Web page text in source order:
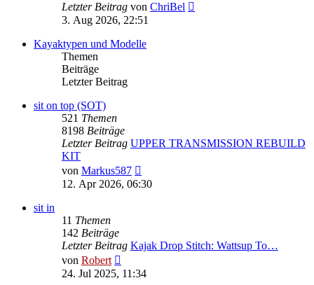
Letzter Beitrag von ChriBel
3. Aug 2026, 22:51
Kayaktypen und Modelle
Themen
Beiträge
Letzter Beitrag
sit on top (SOT)
521 Themen
8198 Beiträge
Letzter Beitrag UPPER TRANSMISSION REBUILD
KIT
von Markus587
Beitrag
12. Apr 2026, 06:30
sit in
11 Themen
142 Beiträge
Letzter Beitrag Kajak Drop Stitch: Wattsup To…
von Robert
Beitrag
24. Jul 2025, 11:34